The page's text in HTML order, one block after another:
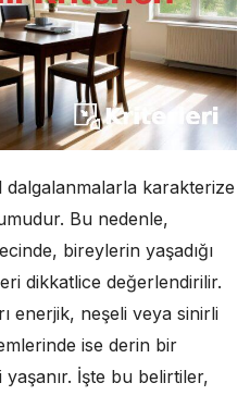
karakterize
Bu nedenle,
bireylerin yaşadığı
dikkatlice değerlendirilir.
enerjik, neşeli veya sinirli
ise derin bir
İşte bu belirtiler,